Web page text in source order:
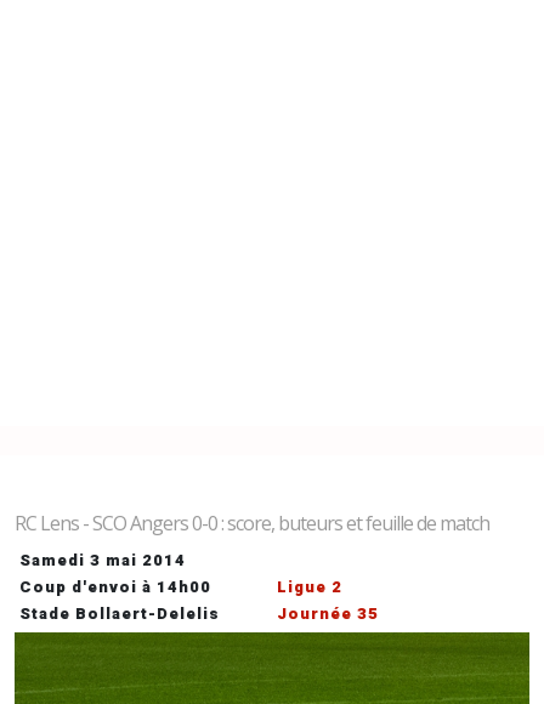
RC Lens - SCO Angers 0-0 : score, buteurs et feuille de match
Samedi 3 mai 2014
Coup d'envoi à 14h00
Stade Bollaert-Delelis
Ligue 2
Journée 35